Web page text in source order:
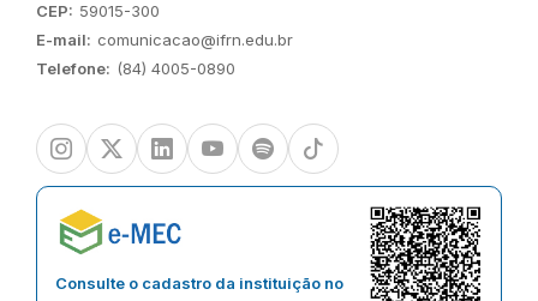
CEP: 59015-300
E-mail: comunicacao@ifrn.edu.br
Telefone: (84) 4005-0890
InstagramTwitter/XLinkedinYoutubeSpotify TikTok
Consulte o cadastro da instituição no